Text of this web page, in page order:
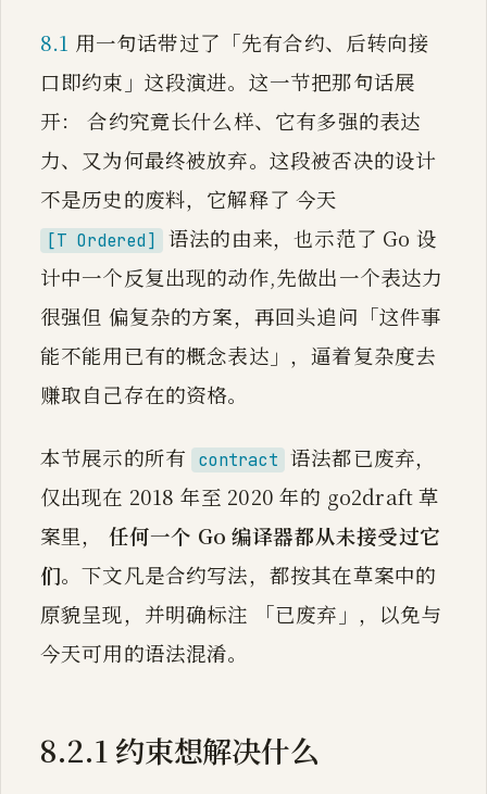
8.1 用一句话带过了「先有合约、后转向接
口即约束」这段演进。这一节把那句话展
开： 合约究竟长什么样、它有多强的表达
力、又为何最终被放弃。这段被否决的设计
不是历史的废料，它解释了 今天
[T Ordered] 语法的由来，也示范了 Go 设
计中一个反复出现的动作,先做出一个表达力
很强但 偏复杂的方案，再回头追问「这件事
能不能用已有的概念表达」，逼着复杂度去
赚取自己存在的资格。
本节展示的所有 contract 语法都已废弃，
仅出现在 2018 年至 2020 年的 go2draft 草
案里， 任何一个 Go 编译器都从未接受过它
们。下文凡是合约写法，都按其在草案中的
原貌呈现，并明确标注 「已废弃」，以免与
今天可用的语法混淆。
8.2.1 约束想解决什么